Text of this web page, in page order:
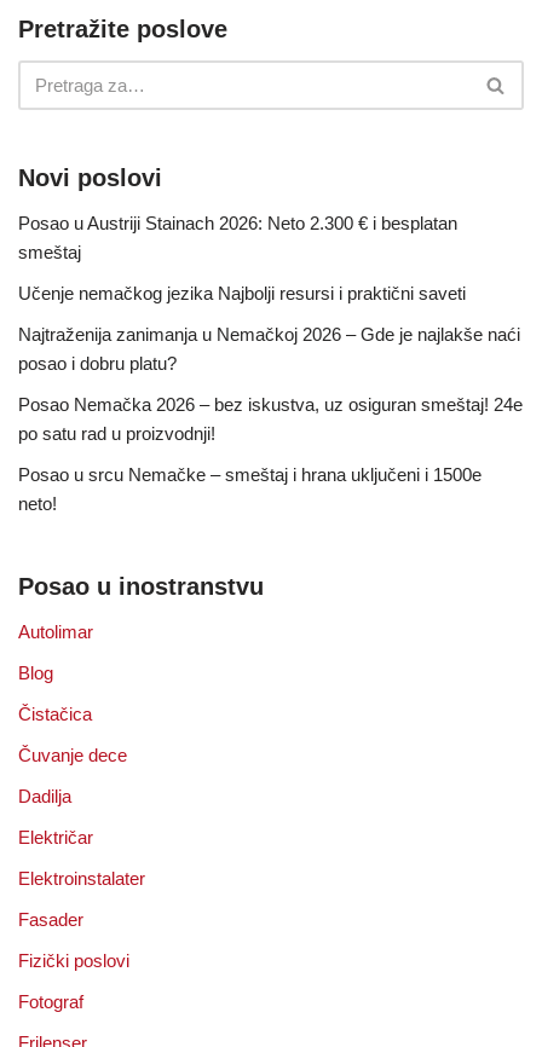
Pretražite poslove
Novi poslovi
Posao u Austriji Stainach 2026: Neto 2.300 € i besplatan
smeštaj
Učenje nemačkog jezika Najbolji resursi i praktični saveti
Najtraženija zanimanja u Nemačkoj 2026 – Gde je najlakše naći
posao i dobru platu?
Posao Nemačka 2026 – bez iskustva, uz osiguran smeštaj! 24e
po satu rad u proizvodnji!
Posao u srcu Nemačke – smeštaj i hrana uključeni i 1500e
neto!
Posao u inostranstvu
Autolimar
Blog
Čistačica
Čuvanje dece
Dadilja
Električar
Elektroinstalater
Fasader
Fizički poslovi
Fotograf
Frilenser